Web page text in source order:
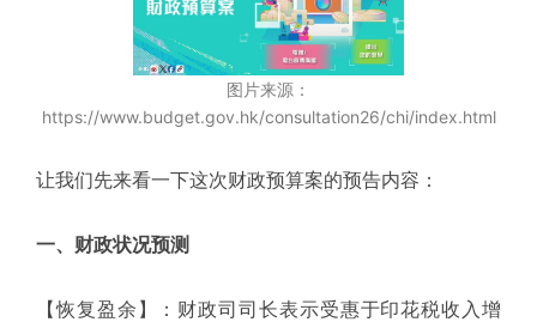
图片来源：
https://www.budget.gov.hk/consultation26/chi/index.html
让我们先来看一下这次财政预算案的预告内容：
一、财政状况预测
【恢复盈余】： 财政司司长表示受惠于印花税收入增